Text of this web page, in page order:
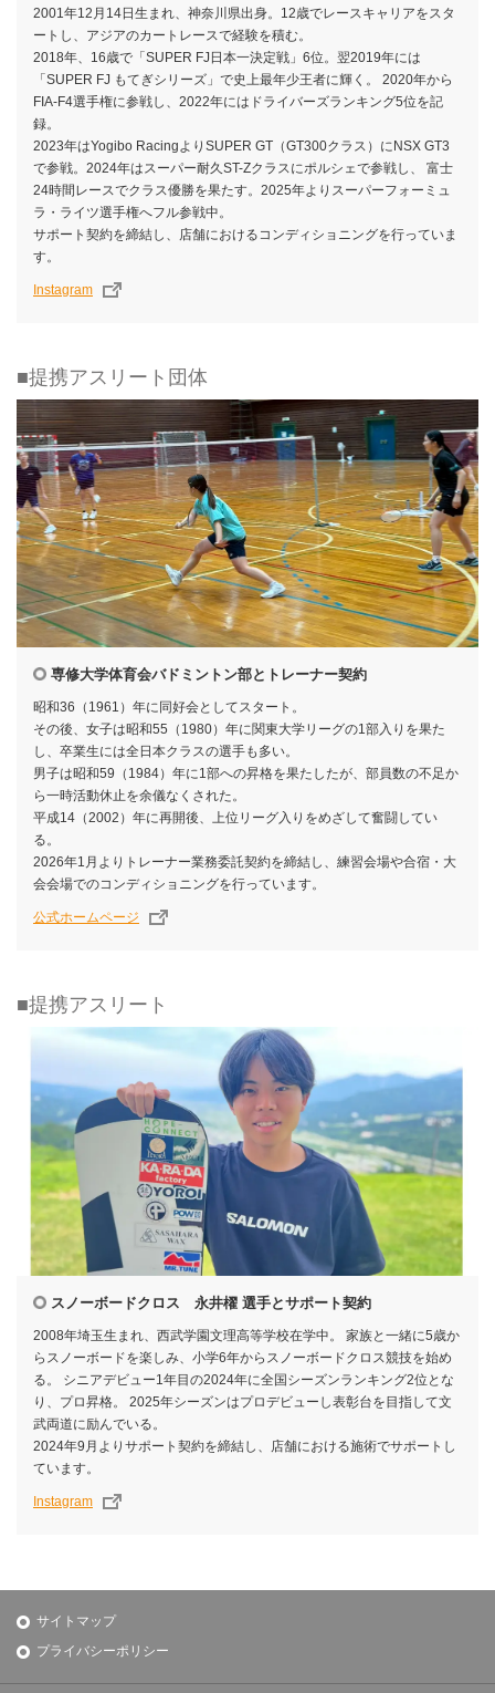
2001年12月14日生まれ、神奈川県出身。12歳でレースキャリアをスタ
ートし、アジアのカートレースで経験を積む。
2018年、16歳で「SUPER FJ日本一決定戦」6位。翌2019年には
「SUPER FJ もてぎシリーズ」で史上最年少王者に輝く。 2020年から
FIA-F4選手権に参戦し、2022年にはドライバーズランキング5位を記
録。
2023年はYogibo RacingよりSUPER GT（GT300クラス）にNSX GT3
で参戦。2024年はスーパー耐久ST-Zクラスにポルシェで参戦し、 富士
24時間レースでクラス優勝を果たす。2025年よりスーパーフォーミュ
ラ・ライツ選手権へフル参戦中。
サポート契約を締結し、店舗におけるコンディショニングを行っていま
す。
Instagram
■提携アスリート団体
専修大学体育会バドミントン部とトレーナー契約
昭和36（1961）年に同好会としてスタート。
その後、女子は昭和55（1980）年に関東大学リーグの1部入りを果た
し、卒業生には全日本クラスの選手も多い。
男子は昭和59（1984）年に1部への昇格を果たしたが、部員数の不足か
ら一時活動休止を余儀なくされた。
平成14（2002）年に再開後、上位リーグ入りをめざして奮闘してい
る。
2026年1月よりトレーナー業務委託契約を締結し、練習会場や合宿・大
会会場でのコンディショニングを行っています。
公式ホームページ
■提携アスリート
スノーボードクロス 永井櫂 選手とサポート契約
2008年埼玉生まれ、西武学園文理高等学校在学中。 家族と一緒に5歳か
らスノーボードを楽しみ、小学6年からスノーボードクロス競技を始め
る。 シニアデビュー1年目の2024年に全国シーズンランキング2位とな
り、プロ昇格。 2025年シーズンはプロデビューし表彰台を目指して文
武両道に励んでいる。
2024年9月よりサポート契約を締結し、店舗における施術でサポートし
ています。
Instagram
サイトマップ
プライバシーポリシー